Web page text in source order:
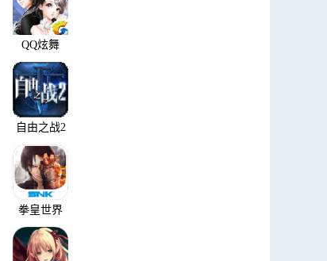
QQ炫舞
自由之战2
拳皇世界